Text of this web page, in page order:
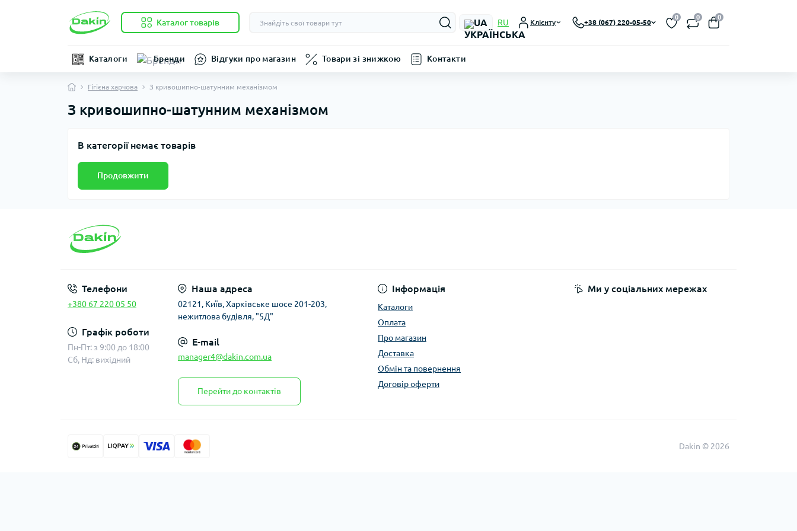
Каталог товарів UA RU Клієнту +38 (067) 220-05-50
0 0 0
Каталоги Бренди Відгуки про магазин Товари зі знижкою Контакти
Гігієна харчова З кривошипно-шатунним механізмом
З кривошипно-шатунним механізмом
В категорії немає товарів
Продовжити
Телефони
+380 67 220 05 50
Графік роботи
Пн-Пт: з 9:00 до 18:00
Сб, Нд: вихідний
Наша адреса
02121, Київ, Харківське шосе 201-203,
нежитлова будівля, "5Д"
E-mail
manager4@dakin.com.ua
Перейти до контактів
Інформація
Каталоги
Оплата
Про магазин
Доставка
Обмін та повернення
Договір оферти
Ми у соціальних мережах
Dakin © 2026